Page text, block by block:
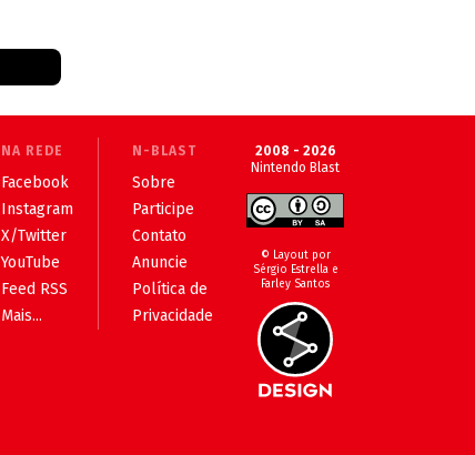
NA REDE
Facebook
Instagram
X/Twitter
YouTube
Feed RSS
Mais...
N-BLAST
Sobre
Participe
Contato
Anuncie
Política de
Privacidade
2008 - 2026
Nintendo Blast
© Layout por
Sérgio Estrella e
Farley Santos